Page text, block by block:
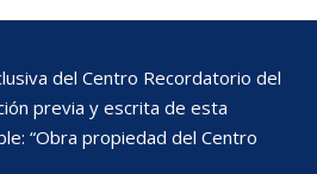
del Centro Recordatorio del
previa y escrita de esta
“Obra propiedad del Centro